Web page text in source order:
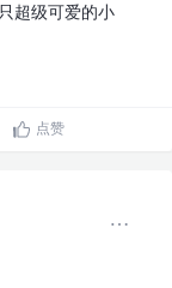
超级可爱的小
点赞